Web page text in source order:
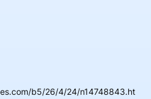
b5/26/4/24/n14748843.ht